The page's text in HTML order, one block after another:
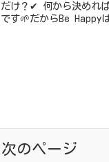
だけ？✔ 何から決めれ
です🌱だからBe
次のページ